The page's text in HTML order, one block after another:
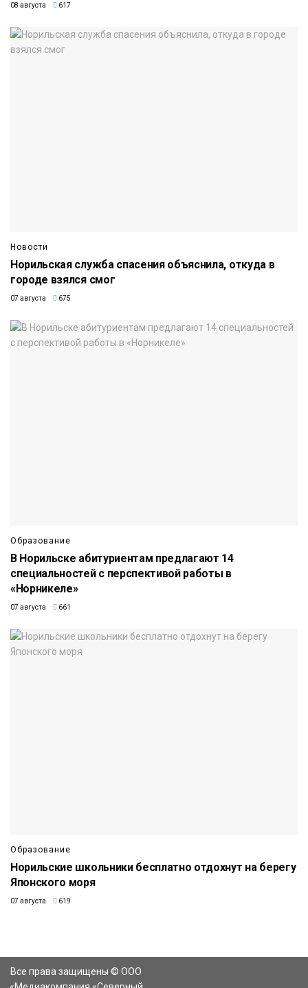
08 августа 617
Новости
Норильская служба спасения объяснила, откуда в
городе взялся смог
07 августа 675
Образование
В Норильске абитуриентам предлагают 14
специальностей с перспективой работы в
«Норникеле»
07 августа 661
Образование
Норильские школьники бесплатно отдохнут на берегу
Японского моря
07 августа 619
Все права защищены © ООО